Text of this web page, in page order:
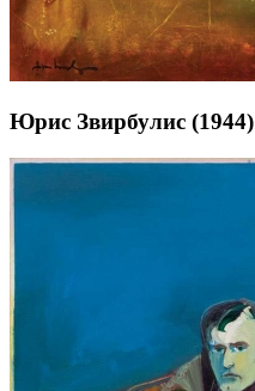
Юрис Звирбулис (1944)